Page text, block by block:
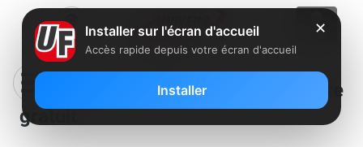
Clin d’oeil : Quand Free veut dire
gratuit
✕
Installer sur l'écran d'accueil
Accès rapide depuis votre écran d'accueil
Installer